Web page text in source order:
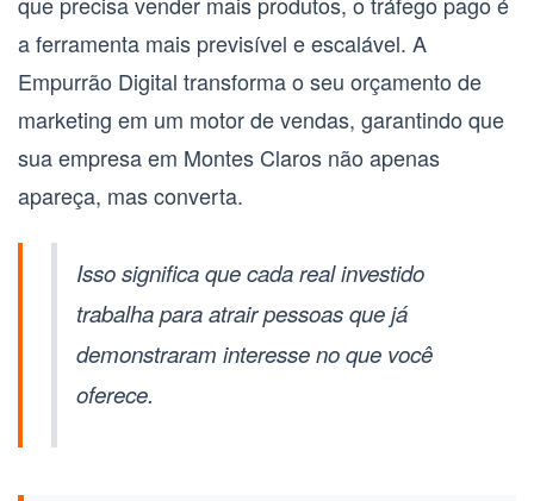
a ferramenta mais previsível e escalável. A
Empurrão Digital transforma o seu orçamento de
marketing em um motor de vendas, garantindo que
sua empresa em Montes Claros não apenas
apareça, mas converta.
Isso significa que cada real investido
trabalha para atrair pessoas que já
demonstraram interesse no que você
oferece.